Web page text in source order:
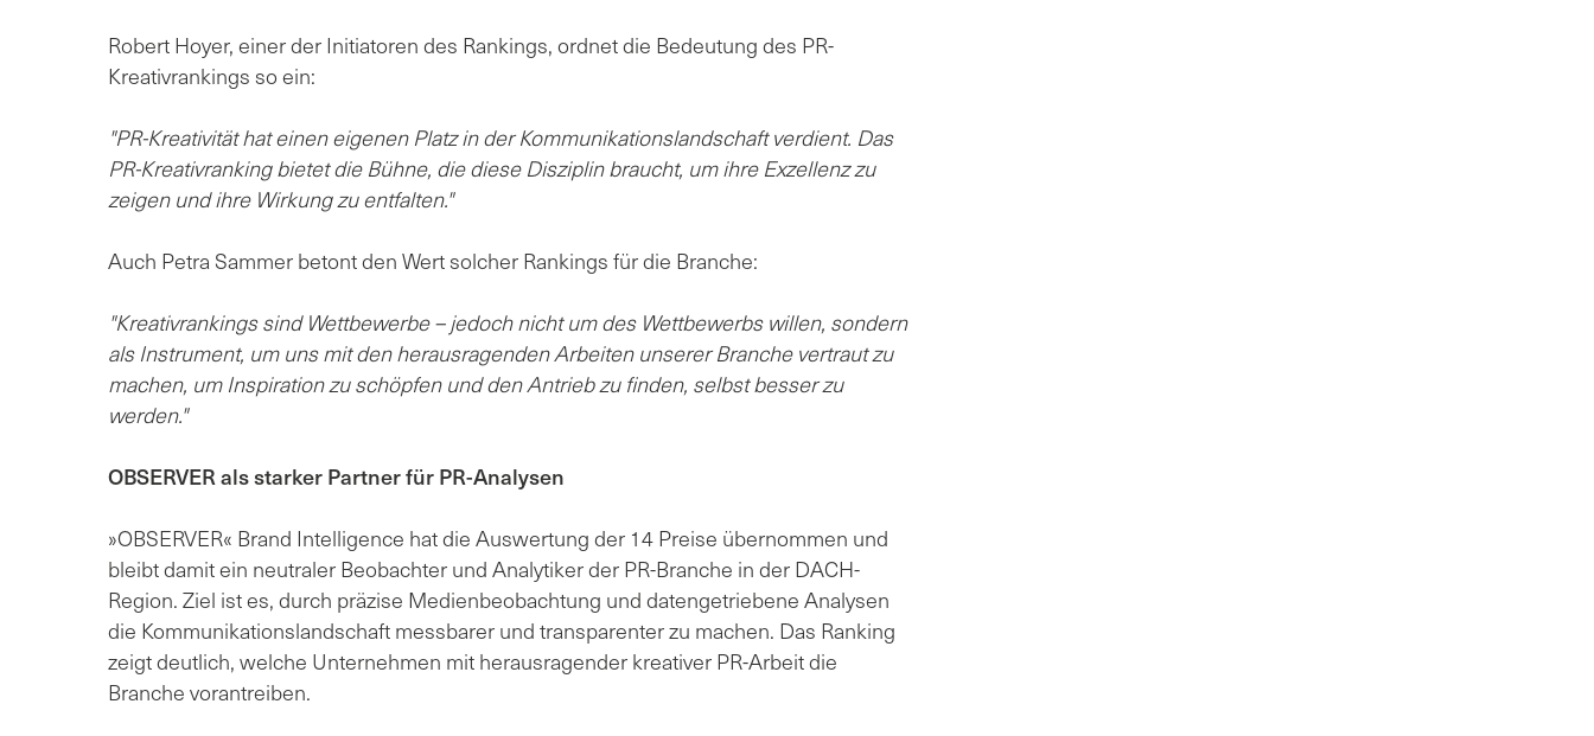
Robert Hoyer, einer der Initiatoren des Rankings, ordnet die Bedeutung des PR-
Kreativrankings so ein:
"PR-Kreativität hat einen eigenen Platz in der Kommunikationslandschaft verdient. Das
PR-Kreativranking bietet die Bühne, die diese Disziplin braucht, um ihre Exzellenz zu
zeigen und ihre Wirkung zu entfalten."
Auch Petra Sammer betont den Wert solcher Rankings für die Branche:
"Kreativrankings sind Wettbewerbe – jedoch nicht um des Wettbewerbs willen, sondern
als Instrument, um uns mit den herausragenden Arbeiten unserer Branche vertraut zu
machen, um Inspiration zu schöpfen und den Antrieb zu finden, selbst besser zu
werden."
OBSERVER als starker Partner für PR-Analysen
»OBSERVER« Brand Intelligence hat die Auswertung der 14 Preise übernommen und
bleibt damit ein neutraler Beobachter und Analytiker der PR-Branche in der DACH-
Region. Ziel ist es, durch präzise Medienbeobachtung und datengetriebene Analysen
die Kommunikationslandschaft messbarer und transparenter zu machen. Das Ranking
zeigt deutlich, welche Unternehmen mit herausragender kreativer PR-Arbeit die
Branche vorantreiben.